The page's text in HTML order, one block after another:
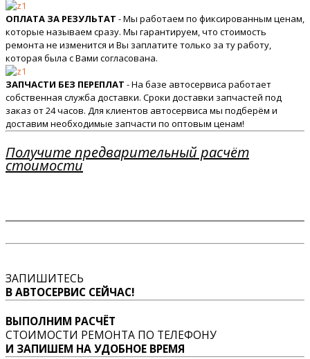
ОПЛАТА ЗА РЕЗУЛЬТАТ - Мы работаем по фиксированным ценам,
которые называем сразу. Мы гарантируем, что стоимость
ремонта не изменится и Вы заплатите только за ту работу,
которая была с Вами согласована.
ЗАПЧАСТИ БЕЗ ПЕРЕПЛАТ - На базе автосервиса работает
собственная служба доставки. Сроки доставки запчастей под
заказ от 24 часов. Для клиентов автосервиса мы подберём и
доставим необходимые запчасти по оптовым ценам!
Получите предварительный расчёт
стоимости
ЗАПИШИТЕСЬ
В АВТОСЕРВИС СЕЙЧАС!
ВЫПОЛНИМ РАСЧЁТ
СТОИМОСТИ РЕМОНТА ПО ТЕЛЕФОНУ
И ЗАПИШЕМ НА УДОБНОЕ ВРЕМЯ